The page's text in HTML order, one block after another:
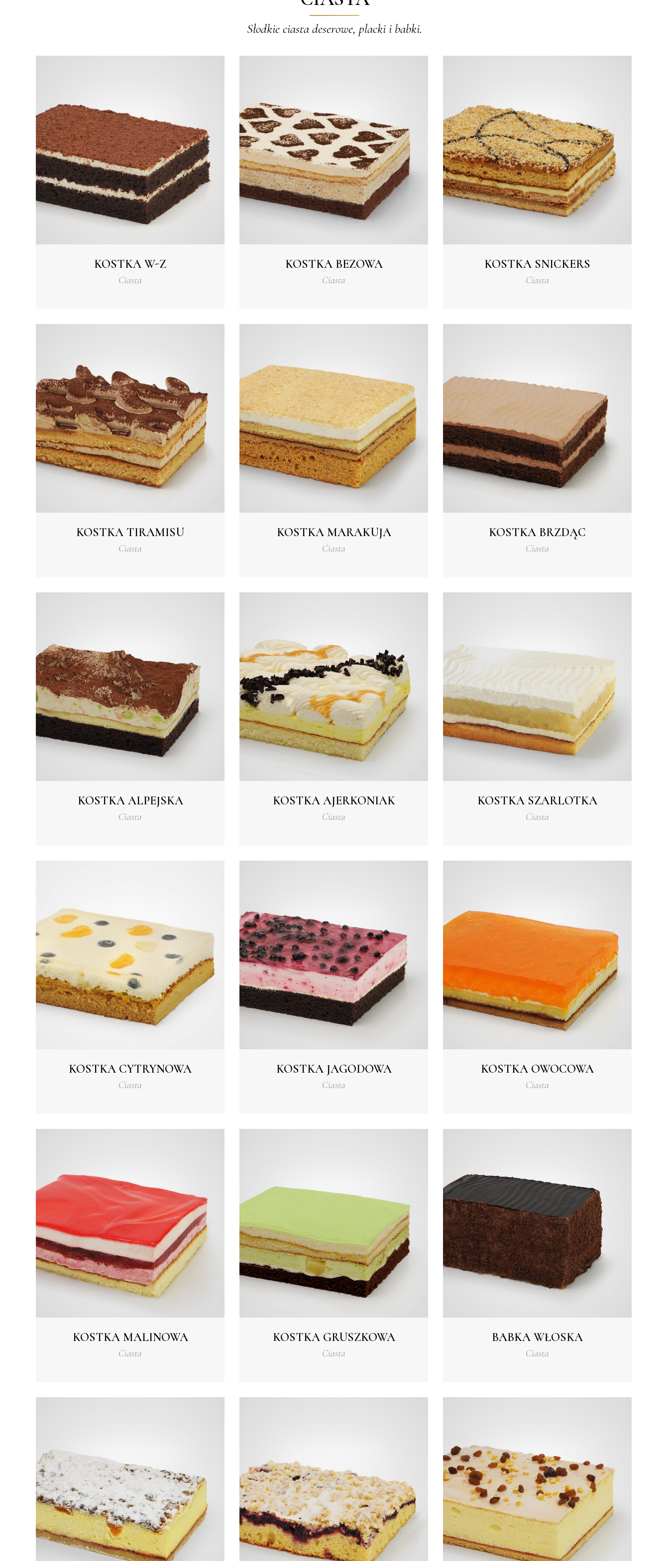
Słodkie ciasta deserowe, placki i babki.
KOSTKA W-Z
Ciasta
KOSTKA BEZOWA
Ciasta
KOSTKA SNICKERS
Ciasta
KOSTKA TIRAMISU
Ciasta
KOSTKA MARAKUJA
Ciasta
KOSTKA BRZDĄC
Ciasta
KOSTKA ALPEJSKA
Ciasta
KOSTKA AJERKONIAK
Ciasta
KOSTKA SZARLOTKA
Ciasta
KOSTKA CYTRYNOWA
Ciasta
KOSTKA JAGODOWA
Ciasta
KOSTKA OWOCOWA
Ciasta
KOSTKA MALINOWA
Ciasta
KOSTKA GRUSZKOWA
Ciasta
BABKA WŁOSKA
Ciasta